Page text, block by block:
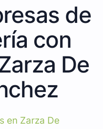
de
con
De
en Zarza De